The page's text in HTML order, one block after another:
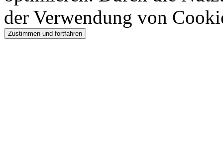
der Verwendung von
Zustimmen und fortfahren